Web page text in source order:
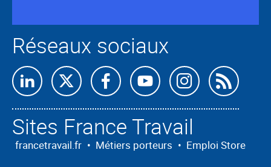
Réseaux sociaux
Retrouvez-
nous
sur
Linkedin
Retrouvez-
nous
sur
X
Retrouvez-
nous
sur
Facebook
Retrouvez-
nous
sur
Youtube
Retrouvez-
nous
Instagram
nous
nos
Sites France Travail
francetravail.fr • Métiers porteurs • Emploi Store